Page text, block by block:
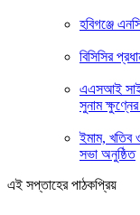
হবিগঞ্জে
বিসিসির
এএসআই
সুনাম
ইমাম, খতিব
সভা অনুষ্ঠিত
এই সপ্তাহের পাঠকপ্রিয়